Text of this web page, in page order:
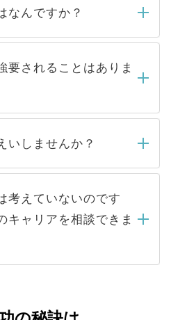
、その後メールもしくは
日以内にはご連絡をせて
、しばらくお待ちくださ
なんですか？
で取り扱っている求人の
サイトからご覧いただ
人」です。非公開求人は
て、一般には公開してい
るため 人気のある医療機
うと、応募が殺到する場
める条件に合った人材の
に依頼するケースが増え
要されることはありま
することは一切ありませ
募先から内定をいただい
はありません。内定先へ
ャリアパートナーが行い
いしませんか？
することはありませんの
い。当サイトからの登録
登録者様の個人情報は、
アップおよび転職活動の
いたします。お預かりし
人データはご本人の許可
り扱いについての厳密な
考えていないのです
キャリアを相談できま
の医療機関の状況や紹介